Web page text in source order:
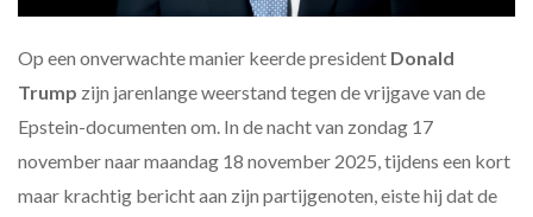
Op een onverwachte manier keerde president Donald
Trump zijn jarenlange weerstand tegen de vrijgave van de
Epstein-documenten om. In de nacht van zondag 17
november naar maandag 18 november 2025, tijdens een kort
maar krachtig bericht aan zijn partijgenoten, eiste hij dat de